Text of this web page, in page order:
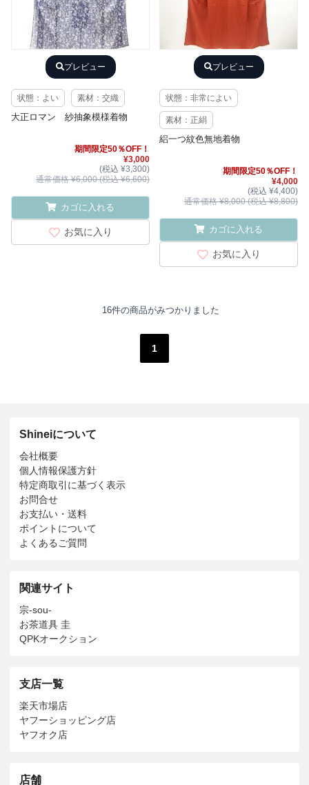
プレビュー
状態：よい 素材：交織
大正ロマン 紗抽象模様着物
期間限定50％OFF！
¥3,000
(税込 ¥3,300)
通常価格 ¥6,000 (税込 ¥6,600)
カゴに入れる
お気に入り
プレビュー
状態：非常によい
素材：正絹
絽一つ紋色無地着物
期間限定50％OFF！
¥4,000
(税込 ¥4,400)
通常価格 ¥8,000 (税込 ¥8,800)
カゴに入れる
お気に入り
16件の商品がみつかりました
1
Shineiについて
会社概要
個人情報保護方針
特定商取引に基づく表示
お問合せ
お支払い・送料
ポイントについて
よくあるご質問
関連サイト
宗-sou-
お茶道具 圭
QPKオークション
支店一覧
楽天市場店
ヤフーショッピング店
ヤフオク店
店舗